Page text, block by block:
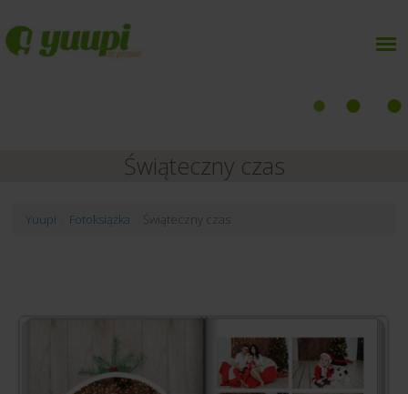
Świąteczny czas
Yuupi Fotoksiążka Świąteczny czas